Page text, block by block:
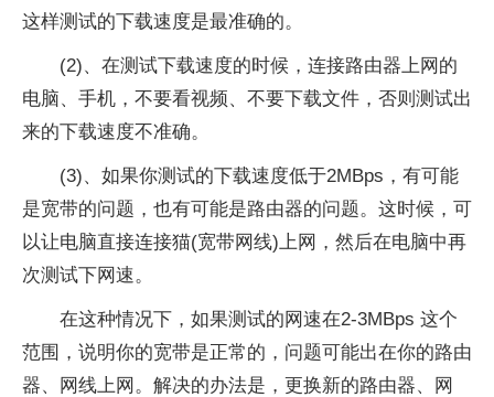
这样测试的下载速度是最准确的。
(2)、在测试下载速度的时候，连接路由器上网的
电脑、手机，不要看视频、不要下载文件，否则测试出
来的下载速度不准确。
(3)、如果你测试的下载速度低于2MBps，有可能
是宽带的问题，也有可能是路由器的问题。这时候，可
以让电脑直接连接猫(宽带网线)上网，然后在电脑中再
次测试下网速。
在这种情况下，如果测试的网速在2-3MBps 这个
范围，说明你的宽带是正常的，问题可能出在你的路由
器、网线上网。解决的办法是，更换新的路由器、网